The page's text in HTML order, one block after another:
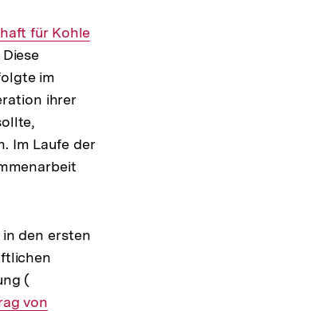
für Kohle
im
ihrer
Im Laufe der
den ersten
(
Link:
von